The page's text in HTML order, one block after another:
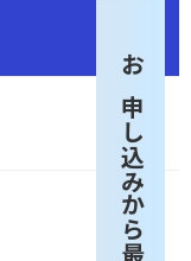
お申し込みから